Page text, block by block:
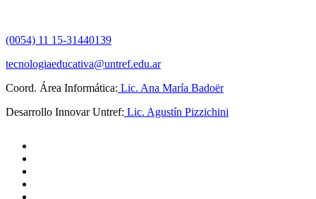
(0054) 11 15-31440139
tecnologiaeducativa@untref.edu.ar
Coord. Área Informática: Lic. Ana María Badoër
Desarrollo Innovar Untref: Lic. Agustín Pizzichini